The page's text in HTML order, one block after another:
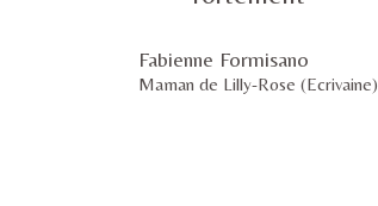
Fabienne Formisano
Maman de Lilly-Rose (Ecrivaine)